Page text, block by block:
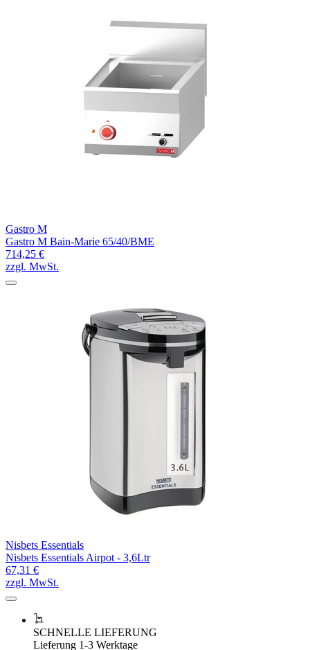
Gastro M
Gastro M Bain-Marie 65/40/BME
714,25 €
zzgl. MwSt.
Nisbets Essentials
Nisbets Essentials Airpot - 3,6Ltr
67,31 €
zzgl. MwSt.
SCHNELLE LIEFERUNG
Lieferung 1-3 Werktage